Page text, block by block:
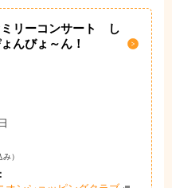
ミリーコンサート し
んびょ～ん！
み）